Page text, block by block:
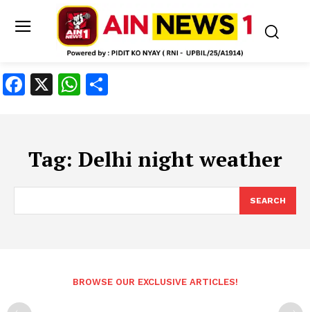
Facebook
X WhatsApp
Tag: Delhi night weather
SEARCH
BROWSE OUR EXCLUSIVE ARTICLES!